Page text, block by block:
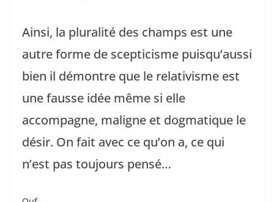
Ainsi, la pluralité des champs est une
autre forme de scepticisme puisqu’aussi
bien il démontre que le relativisme est
une fausse idée même si elle
accompagne, maligne et dogmatique le
désir. On fait avec ce qu’on a, ce qui
n’est pas toujours pensé…